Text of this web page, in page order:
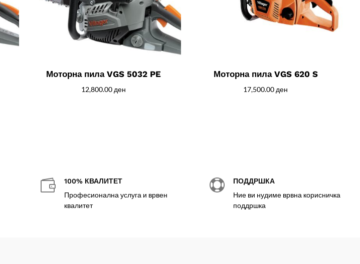
Моторна пила VGS 5032 PE
12,800.00 ден
Моторна пила VGS 620 S
17,500.00 ден
 100% КВАЛИТЕТ
Професионална услуга и врвен
квалитет
 ПОДДРШКА
Ние ви нудиме врвна корисничка
поддршка